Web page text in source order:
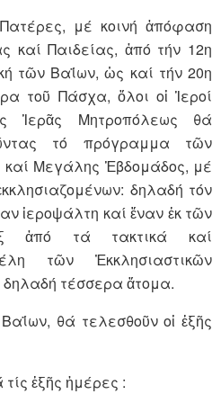
μέ κοινή ἀπόφαση
καί Παιδείας, ἀπό τήν 12η
τῶν Βαΐων, ὡς καί τήν 20η
τοῦ Πάσχα, ὅλοι οἱ Ἱεροί
Ἱερᾶς Μητροπόλεως θά
τό πρόγραμμα τῶν
καί Μεγάλης Ἑβδομάδος, μέ
δηλαδή τόν
ἱεροψάλτη καί ἕναν ἐκ τῶν
ἀπό τά τακτικά καί
τῶν Ἐκκλησιαστικῶν
τέσσερα ἄτομα.
θά τελεσθοῦν οἱ ἑξῆς
ἑξῆς ἡμέρες :